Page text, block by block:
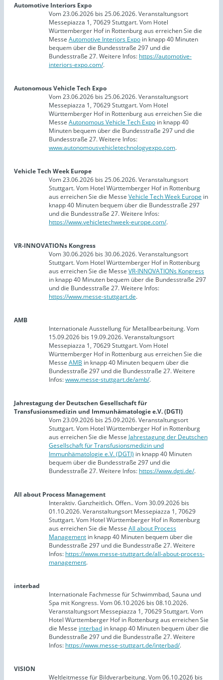
Automotive Interiors Expo
Vom 23.06.2026 bis 25.06.2026. Veranstaltungsort
Messepiazza 1, 70629 Stuttgart. Vom Hotel
Württemberger Hof in Rottenburg aus erreichen Sie die
Messe Automotive Interiors Expo in knapp 40 Minuten
bequem über die Bundesstraße 297 und die
Bundesstraße 27. Weitere Infos: https://automotive-
interiors-expo.com/.
Autonomous Vehicle Tech Expo
Vom 23.06.2026 bis 25.06.2026. Veranstaltungsort
Messepiazza 1, 70629 Stuttgart. Vom Hotel
Württemberger Hof in Rottenburg aus erreichen Sie die
Messe Autonomous Vehicle Tech Expo in knapp 40
Minuten bequem über die Bundesstraße 297 und die
Bundesstraße 27. Weitere Infos:
www.autonomousvehicletechnologyexpo.com.
Vehicle Tech Week Europe
Vom 23.06.2026 bis 25.06.2026. Veranstaltungsort
Stuttgart. Vom Hotel Württemberger Hof in Rottenburg
aus erreichen Sie die Messe Vehicle Tech Week Europe in
knapp 40 Minuten bequem über die Bundesstraße 297
und die Bundesstraße 27. Weitere Infos:
https://www.vehicletechweek-europe.com/.
VR-INNOVATIONs Kongress
Vom 30.06.2026 bis 30.06.2026. Veranstaltungsort
Stuttgart. Vom Hotel Württemberger Hof in Rottenburg
aus erreichen Sie die Messe VR-INNOVATIONs Kongress
in knapp 40 Minuten bequem über die Bundesstraße 297
und die Bundesstraße 27. Weitere Infos:
https://www.messe-stuttgart.de.
AMB
Internationale Ausstellung für Metallbearbeitung. Vom
15.09.2026 bis 19.09.2026. Veranstaltungsort
Messepiazza 1, 70629 Stuttgart. Vom Hotel
Württemberger Hof in Rottenburg aus erreichen Sie die
Messe AMB in knapp 40 Minuten bequem über die
Bundesstraße 297 und die Bundesstraße 27. Weitere
Infos:www.messe-stuttgart.de/amb/.
Jahrestagung der Deutschen Gesellschaft für
Transfusionsmedizin und Immunhämatologie e.V. (DGTI)
Vom 23.09.2026 bis 25.09.2026. Veranstaltungsort
Stuttgart. Vom Hotel Württemberger Hof in Rottenburg
aus erreichen Sie die Messe Jahrestagung der Deutschen
Gesellschaft für Transfusionsmedizin und
Immunhämatologie e.V. (DGTI) in knapp 40 Minuten
bequem über die Bundesstraße 297 und die
Bundesstraße 27. Weitere Infos: https://www.dgti.de/.
All about Process Management
Interaktiv. Ganzheitlich. Offen.. Vom 30.09.2026 bis
01.10.2026. Veranstaltungsort Messepiazza 1, 70629
Stuttgart. Vom Hotel Württemberger Hof in Rottenburg
aus erreichen Sie die Messe All about Process
Management in knapp 40 Minuten bequem über die
Bundesstraße 297 und die Bundesstraße 27. Weitere
Infos: https://www.messe-stuttgart.de/all-about-process-
management.
interbad
Internationale Fachmesse für Schwimmbad, Sauna und
Spa mit Kongress. Vom 06.10.2026 bis 08.10.2026.
Veranstaltungsort Messepiazza 1, 70629 Stuttgart. Vom
Hotel Württemberger Hof in Rottenburg aus erreichen Sie
die Messe interbad in knapp 40 Minuten bequem über die
Bundesstraße 297 und die Bundesstraße 27. Weitere
Infos: https://www.messe-stuttgart.de/interbad/.
VISION
Weltleitmesse für Bildverarbeitung. Vom 06.10.2026 bis